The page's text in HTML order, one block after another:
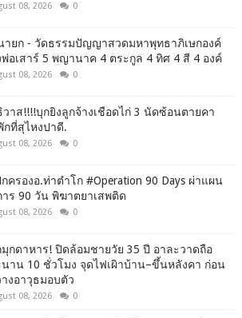
08, 2026 0
ายก - วัดธรรมปัญญาสวดมหาพุทธาภิเษกองค์
อเสาร์ 5 พญานาค 4 ตระกูล 4 ทิศ 4 สี 4 องค์
08, 2026 0
าส!!!!บุกยิงลูกจ้างเชือดไก่ 3 นัดซ้อนตายคา
ที่สุไหงปาดี.
08, 2026 0
ครองอ.ท่าตำโก #Operation 90 Days ผ่าแผน
าร 90 วัน พิฆาตยาเสพติด
08, 2026 0
มุกดาหาร! ปิดล้อมชายวัย 35 ปี อาละวาดถือ
นาน 10 ชั่วโมง จุดไฟเผิาบ้าน–ขึ้นหลังคา ก่อน
งอาวุธมอบตัว
08, 2026 0